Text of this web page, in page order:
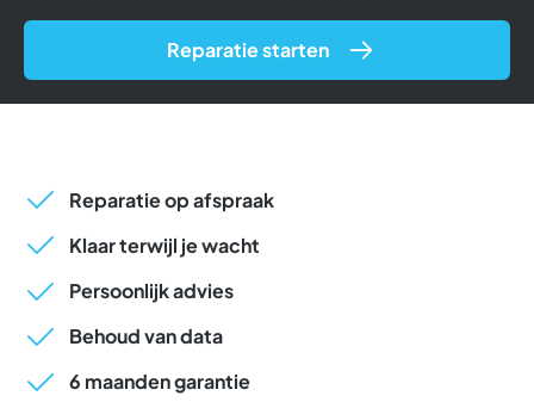
Reparatie starten
Reparatie op afspraak
Klaar terwijl je wacht
Persoonlijk advies
Behoud van data
6 maanden garantie